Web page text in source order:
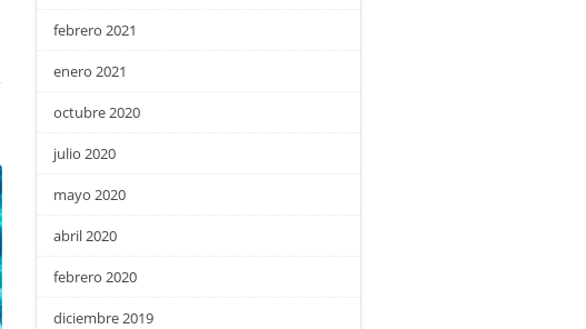
febrero 2021
enero 2021
octubre 2020
julio 2020
mayo 2020
abril 2020
febrero 2020
diciembre 2019